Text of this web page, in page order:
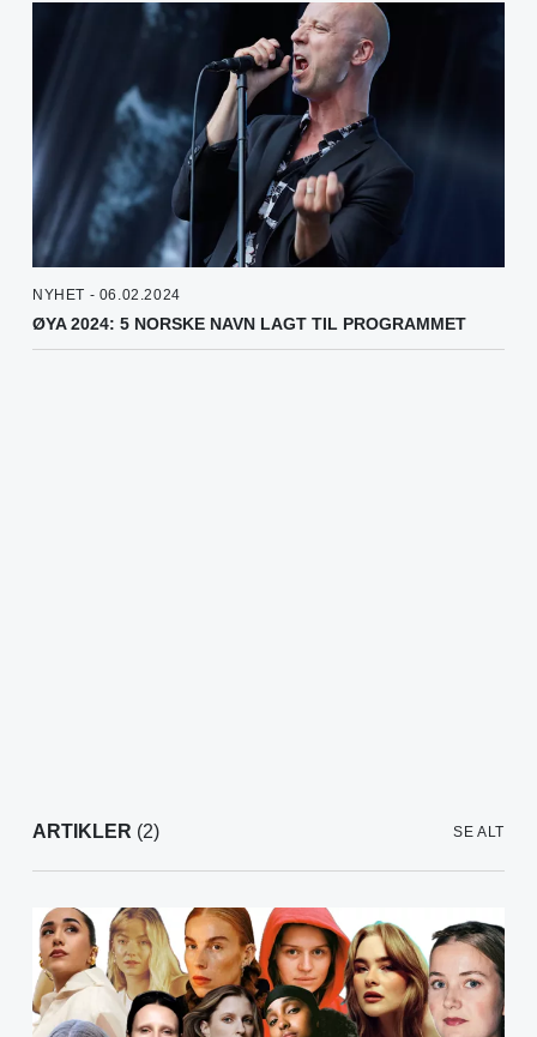
NYHET - 06.02.2024
ØYA 2024: 5 NORSKE NAVN LAGT TIL PROGRAMMET
ARTIKLER (2) SE ALT